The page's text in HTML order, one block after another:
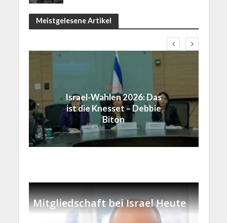
Meistgelesene Artikel
Israel
Israel-Wahlen 2026: Das
ist die Knesset – Debbie
Biton
Mitgliedschaft bei Israel Heute